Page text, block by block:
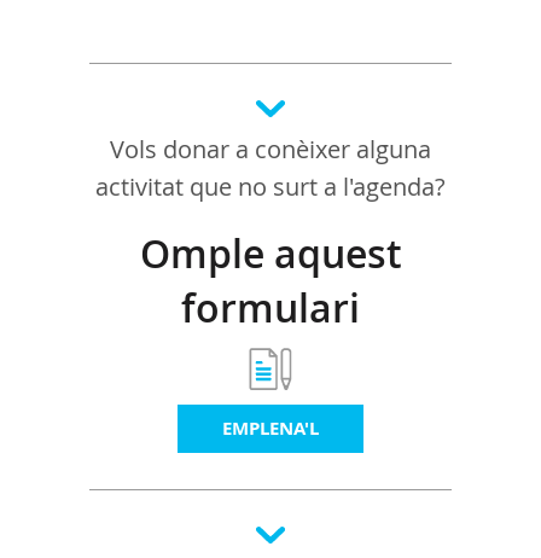
Vols donar a conèixer alguna
activitat que no surt a l'agenda?
Omple aquest
formulari
EMPLENA'L